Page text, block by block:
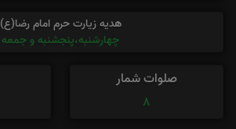
هدیه زیارت حرم امام رضا(ع)
چهارشنبه،پنجشنبه و جمعه
صلوات شمار
8